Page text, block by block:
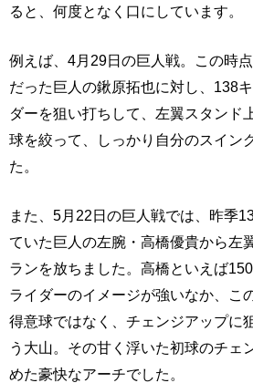
ると、何度となく口にしています。
例えば、4月29日の巨人戦。この時
だった巨人の鍬原拓也に対し、138
ダーを狙い打ちして、左翼スタンド
球を絞って、しっかり自分のスイン
た。
また、5月22日の巨人戦では、昨季
ていた巨人の左腕・高橋優貴から左
ランを放ちました。高橋といえば
ライダーのイメージが強いなか、こ
得意球ではなく、チェンジアップに
う大山。その甘く浮いた初球のチェ
めた豪快なアーチでした。